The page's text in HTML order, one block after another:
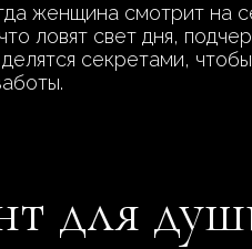
женщина смотрит на
ловят свет дня,
секретами,
для